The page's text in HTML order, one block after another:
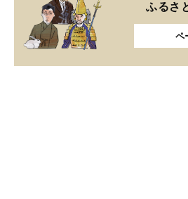
ふるさ
ペ